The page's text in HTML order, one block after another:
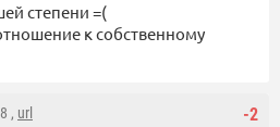
степени =(
к собственному
-2
, url